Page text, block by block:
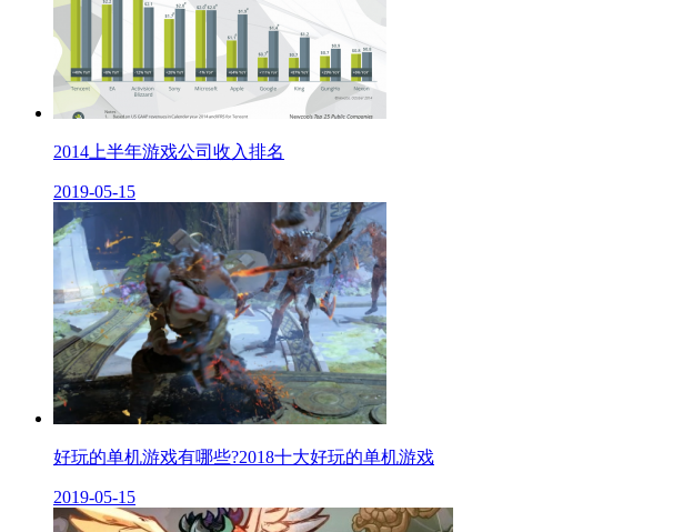
2014上半年游戏公司收入排名
2019-05-15
好玩的单机游戏有哪些?2018十大好玩的单机游戏
2019-05-15